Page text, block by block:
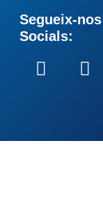
Segueix-
Socials: